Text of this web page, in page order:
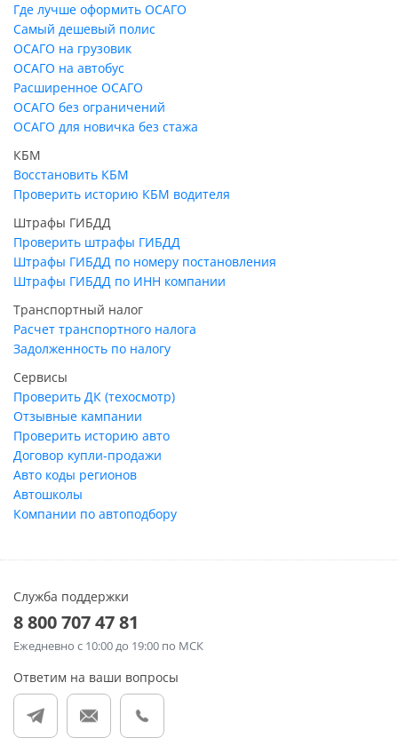
Где лучше оформить ОСАГО
Самый дешевый полис
ОСАГО на грузовик
ОСАГО на автобус
Расширенное ОСАГО
ОСАГО без ограничений
ОСАГО для новичка без стажа
КБМ
Восстановить КБМ
Проверить историю КБМ водителя
Штрафы ГИБДД
Проверить штрафы ГИБДД
Штрафы ГИБДД по номеру постановления
Штрафы ГИБДД по ИНН компании
Транспортный налог
Расчет транспортного налога
Задолженность по налогу
Сервисы
Проверить ДК (техосмотр)
Отзывные кампании
Проверить историю авто
Договор купли-продажи
Авто коды регионов
Автошколы
Компании по автоподбору
Служба поддержки
8 800 707 47 81
Ежедневно с 10:00 до 19:00 по МСК
Ответим на ваши вопросы